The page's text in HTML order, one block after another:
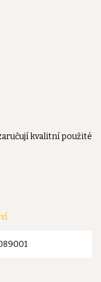
kvalitní použité